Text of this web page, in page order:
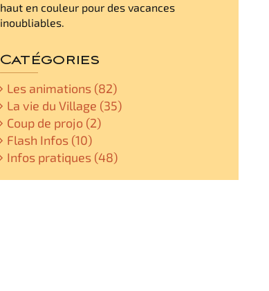
haut en couleur pour des vacances
inoubliables.
Catégories
Les animations (82)
La vie du Village (35)
Coup de projo (2)
Flash Infos (10)
Infos pratiques (48)